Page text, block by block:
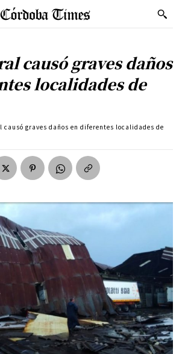
causó graves daños
localidades de
causó graves daños en diferentes localidades de